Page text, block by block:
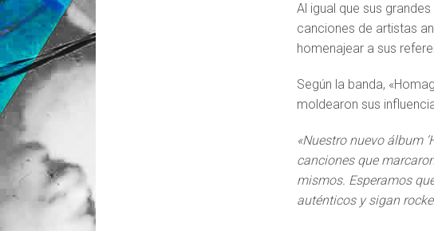
Al igual que sus
canciones de artistas
homenajear a sus
Según la banda,
moldearon sus
«Nuestro nuevo álbum
canciones que
mismos. Esperamos
auténticos y sigan